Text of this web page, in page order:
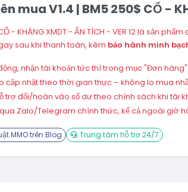
mua V1.4 | BM5 250$ CỔ -
- KHÁNG XMDT - ẨN TÍCH - VER 12 là sản
sau khi thanh toán, kèm bảo hành minh
nhận tài khoản tức thì trong mục "Đơn hàng".
cập nhật theo thời gian thực – không lo mua
trợ đổi/hoàn vào số dư theo chính sách khi tài
Zalo/Telegram chính thức, kể cả ngoài giờ
MMO trên Blog Trung tâm hỗ trợ 24/7